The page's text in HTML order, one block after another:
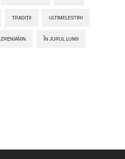
TRADIȚII ULTIMELESTIRI
ZRENIANIN ÎN JURUL LUMII